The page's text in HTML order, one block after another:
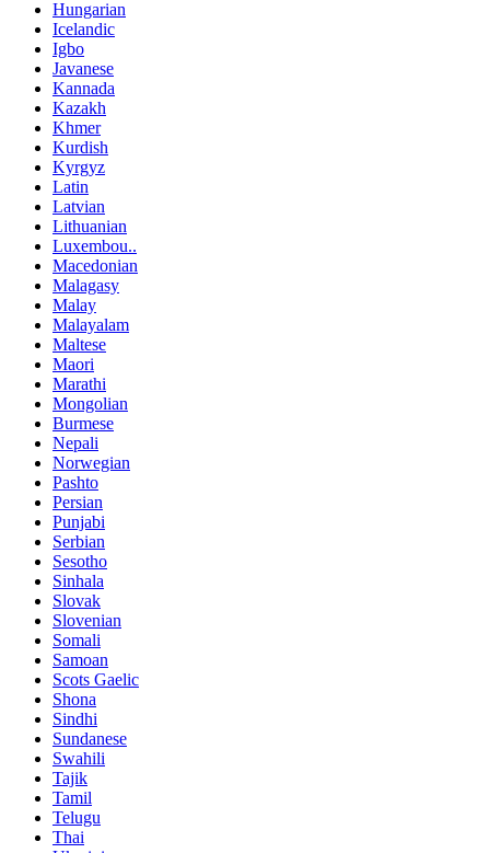
Hungarian
Icelandic
Igbo
Javanese
Kannada
Kazakh
Khmer
Kurdish
Kyrgyz
Latin
Latvian
Lithuanian
Luxembou..
Macedonian
Malagasy
Malay
Malayalam
Maltese
Maori
Marathi
Mongolian
Burmese
Nepali
Norwegian
Pashto
Persian
Punjabi
Serbian
Sesotho
Sinhala
Slovak
Slovenian
Somali
Samoan
Scots Gaelic
Shona
Sindhi
Sundanese
Swahili
Tajik
Tamil
Telugu
Thai